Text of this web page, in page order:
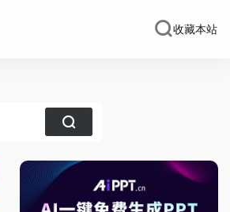
收藏本站